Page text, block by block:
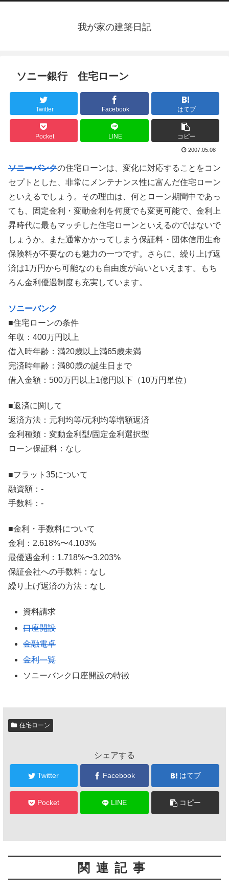
我が家の建築日記
ソニー銀行 住宅ローン
Twitter Facebook はてブ
Pocket LINE コピー
2007.05.08
ソニーバンクの住宅ローンは、変化に対応することをコン
セプトとした、非常にメンテナンス性に富んだ住宅ローン
といえるでしょう。その理由は、何とローン期間中であっ
ても、固定金利・変動金利を何度でも変更可能で、金利上
昇時代に最もマッチした住宅ローンといえるのではないで
しょうか。また通常かかってしまう保証料・団体信用生命
保険料が不要なのも魅力の一つです。さらに、繰り上げ返
済は1万円から可能なのも自由度が高いといえます。もち
ろん金利優遇制度も充実しています。
ソニーバンク
■住宅ローンの条件
年収：400万円以上
借入時年齢：満20歳以上満65歳未満
完済時年齢：満80歳の誕生日まで
借入金額：500万円以上1億円以下（10万円単位）
■返済に関して
返済方法：元利均等/元利均等増額返済
金利種類：変動金利型/固定金利選択型
ローン保証料：なし
■フラット35について
融資額：-
手数料：-
■金利・手数料について
金利：2.618%〜4.103%
最優遇金利：1.718%〜3.203%
保証会社への手数料：なし
繰り上げ返済の方法：なし
資料請求
口座開設
金融電卓
金利一覧
ソニーバンク口座開設の特徴
住宅ローン
シェアする
Twitter Facebook はてブ
Pocket LINE コピー
関連記事